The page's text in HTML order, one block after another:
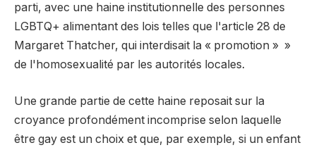
parti, avec une haine institutionnelle des personnes
LGBTQ+ alimentant des lois telles que l'article 28 de
Margaret Thatcher, qui interdisait la « promotion » »
de l'homosexualité par les autorités locales.
Une grande partie de cette haine reposait sur la
croyance profondément incomprise selon laquelle
être gay est un choix et que, par exemple, si un enfant